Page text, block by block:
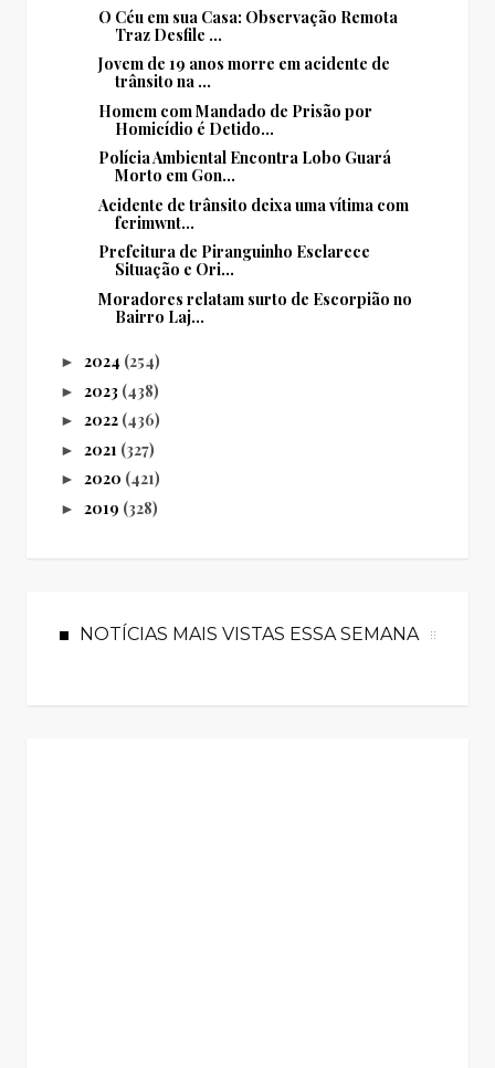
O Céu em sua Casa: Observação Remota
Traz Desfile ...
Jovem de 19 anos morre em acidente de
trânsito na ...
Homem com Mandado de Prisão por
Homicídio é Detido...
Polícia Ambiental Encontra Lobo Guará
Morto em Gon...
Acidente de trânsito deixa uma vítima com
ferimwnt...
Prefeitura de Piranguinho Esclarece
Situação e Ori...
Moradores relatam surto de Escorpião no
Bairro Laj...
► 2024 (254)
► 2023 (438)
► 2022 (436)
► 2021 (327)
► 2020 (421)
► 2019 (328)
NOTÍCIAS MAIS VISTAS ESSA SEMANA